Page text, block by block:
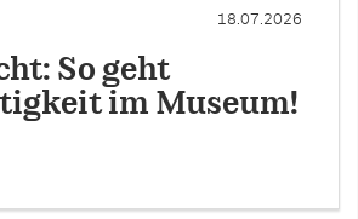
18.07.2026
So geht
im Museum!